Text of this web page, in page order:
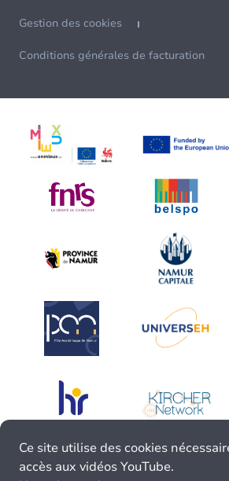
Gestion des cookies
Conditions générales de facturation
Ce site utilise des cookies
accès aux vidéos YouTube.